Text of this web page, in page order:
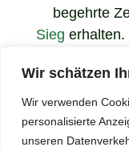
Wir schätzen
Wir verwenden
personalisierte
unseren
begehrte
Sieg erhalten.